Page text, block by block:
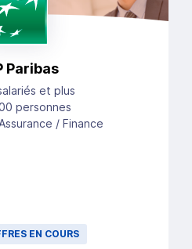
Paribas
et plus
personnes
/ Finance
EN COURS